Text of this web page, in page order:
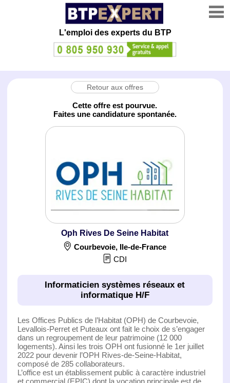
L'emploi des experts du BTP
Retour aux offres
Cette offre est pourvue.
Faites une candidature spontanée.
Oph Rives De Seine Habitat
Courbevoie, Ile-de-France
CDI
Informaticien systèmes réseaux et
informatique H/F
Les Offices Publics de l’Habitat (OPH) de Courbevoie,
Levallois-Perret et Puteaux ont fait le choix de s’engager
dans un regroupement de leur patrimoine (12 000
logements). Ainsi les trois OPH ont fusionné le 1er juillet
2022 pour devenir l’OPH Rives-de-Seine-Habitat,
composé de 285 collaborateurs.
L’office est un établissement public à caractère industriel
et commercial (EPIC) dont la vocation principale est de